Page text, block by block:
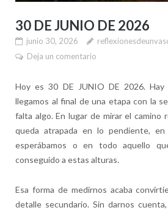
30 DE JUNIO DE 2026
junio 30, 2026
Deja un comentario
Hoy es 30 DE JUNIO DE 2026.
llegamos al final de una etapa con la
falta algo. En lugar de mirar el camino
queda atrapada en lo pendiente,
esperábamos o en todo aquello
conseguido a estas alturas.
Esa forma de medirnos acaba
detalle secundario. Sin darnos